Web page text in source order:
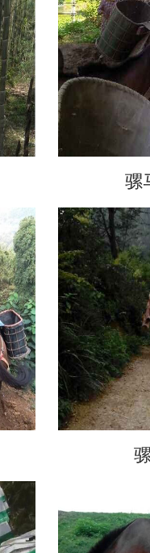
骡